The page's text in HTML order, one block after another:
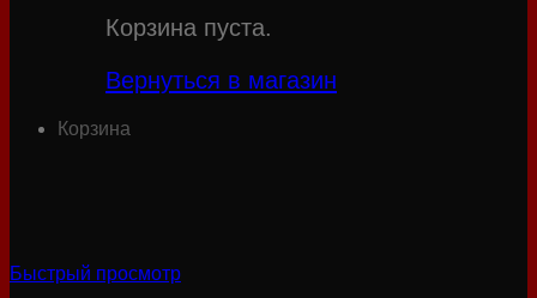
Корзина пуста.
Вернуться в магазин
Корзина
Быстрый просмотр